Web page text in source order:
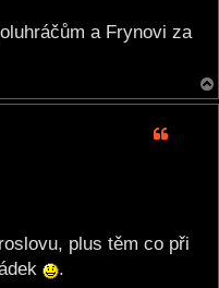
a Frynovi za
plus těm co při
.